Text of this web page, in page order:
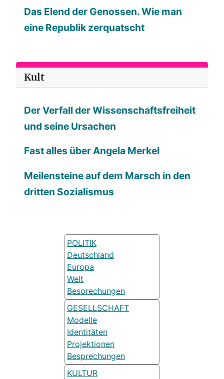
Das Elend der Genossen. Wie man
eine Republik zerquatscht
Kult
Der Verfall der Wissenschaftsfreiheit
und seine Ursachen
Fast alles über Angela Merkel
Meilensteine auf dem Marsch in den
dritten Sozialismus
POLITIK
Deutschland
Europa
Welt
Besorechungen
GESELLSCHAFT
Modelle
Identitäten
Projektionen
Besprechungen
KULTUR